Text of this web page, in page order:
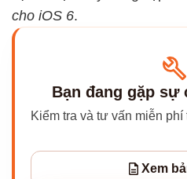
cho iOS 6.
Bạn đang gặp
Kiểm tra và tư vấn miễn
Xem